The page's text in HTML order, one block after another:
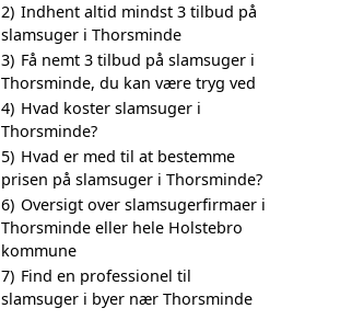
2) Indhent altid mindst 3 tilbud på
slamsuger i Thorsminde
3) Få nemt 3 tilbud på slamsuger i
Thorsminde, du kan være tryg ved
4) Hvad koster slamsuger i
Thorsminde?
5) Hvad er med til at bestemme
prisen på slamsuger i Thorsminde?
6) Oversigt over slamsugerfirmaer i
Thorsminde eller hele Holstebro
kommune
7) Find en professionel til
slamsuger i byer nær Thorsminde